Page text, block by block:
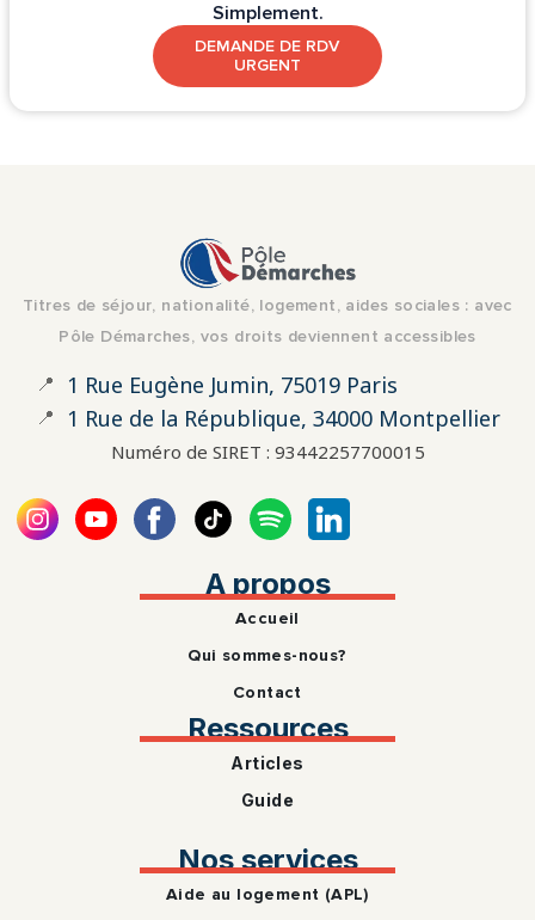
Simplement.
DEMANDE DE RDV
URGENT
Titres de séjour, nationalité, logement, aides sociales : avec
Pôle Démarches, vos droits deviennent accessibles
📍 1 Rue Eugène Jumin, 75019 Paris
📍 1 Rue de la République, 34000 Montpellier
Numéro de SIRET : 93442257700015
A propos
Accueil
Qui sommes-nous?
Contact
Ressources
Articles
Guide
Nos services
Aide au logement (APL)